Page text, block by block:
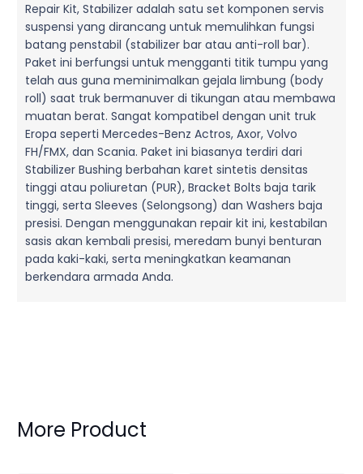
Repair Kit, Stabilizer adalah satu set komponen servis
suspensi yang dirancang untuk memulihkan fungsi
batang penstabil (stabilizer bar atau anti-roll bar).
Paket ini berfungsi untuk mengganti titik tumpu yang
telah aus guna meminimalkan gejala limbung (body
roll) saat truk bermanuver di tikungan atau membawa
muatan berat. Sangat kompatibel dengan unit truk
Eropa seperti Mercedes-Benz Actros, Axor, Volvo
FH/FMX, dan Scania. Paket ini biasanya terdiri dari
Stabilizer Bushing berbahan karet sintetis densitas
tinggi atau poliuretan (PUR), Bracket Bolts baja tarik
tinggi, serta Sleeves (Selongsong) dan Washers baja
presisi. Dengan menggunakan repair kit ini, kestabilan
sasis akan kembali presisi, meredam bunyi benturan
pada kaki-kaki, serta meningkatkan keamanan
berkendara armada Anda.
More Product